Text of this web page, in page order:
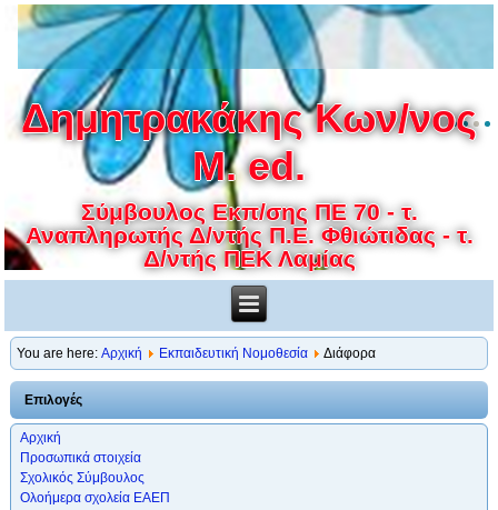
Δημητρακάκης Κων/νος
M. ed.
Σύμβουλος Εκπ/σης ΠΕ 70 - τ.
Αναπληρωτής Δ/ντής Π.Ε. Φθιώτιδας - τ.
Δ/ντής ΠΕΚ Λαμίας
You are here:Αρχική Εκπαιδευτική Νομοθεσία Διάφορα
Επιλογές
Αρχική
Προσωπικά στοιχεία
Σχολικός Σύμβουλος
Ολοήμερα σχολεία ΕΑΕΠ